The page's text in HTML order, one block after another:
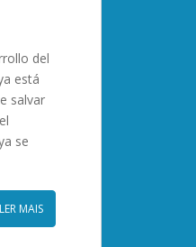
del
está
salvar
se
LER MAIS